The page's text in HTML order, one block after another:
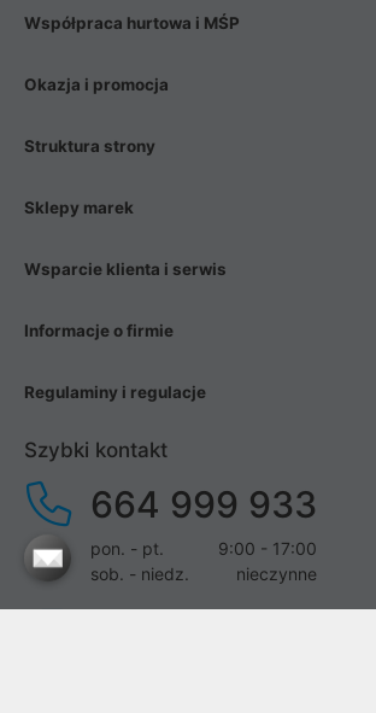
Współpraca hurtowa i MŚP
Okazja i promocja
Struktura strony
Sklepy marek
Wsparcie klienta i serwis
Informacje o firmie
Regulaminy i regulacje
Szybki kontakt
664 999 933
pon. - pt.
9:00 - 17:00
sob. - niedz.
nieczynne